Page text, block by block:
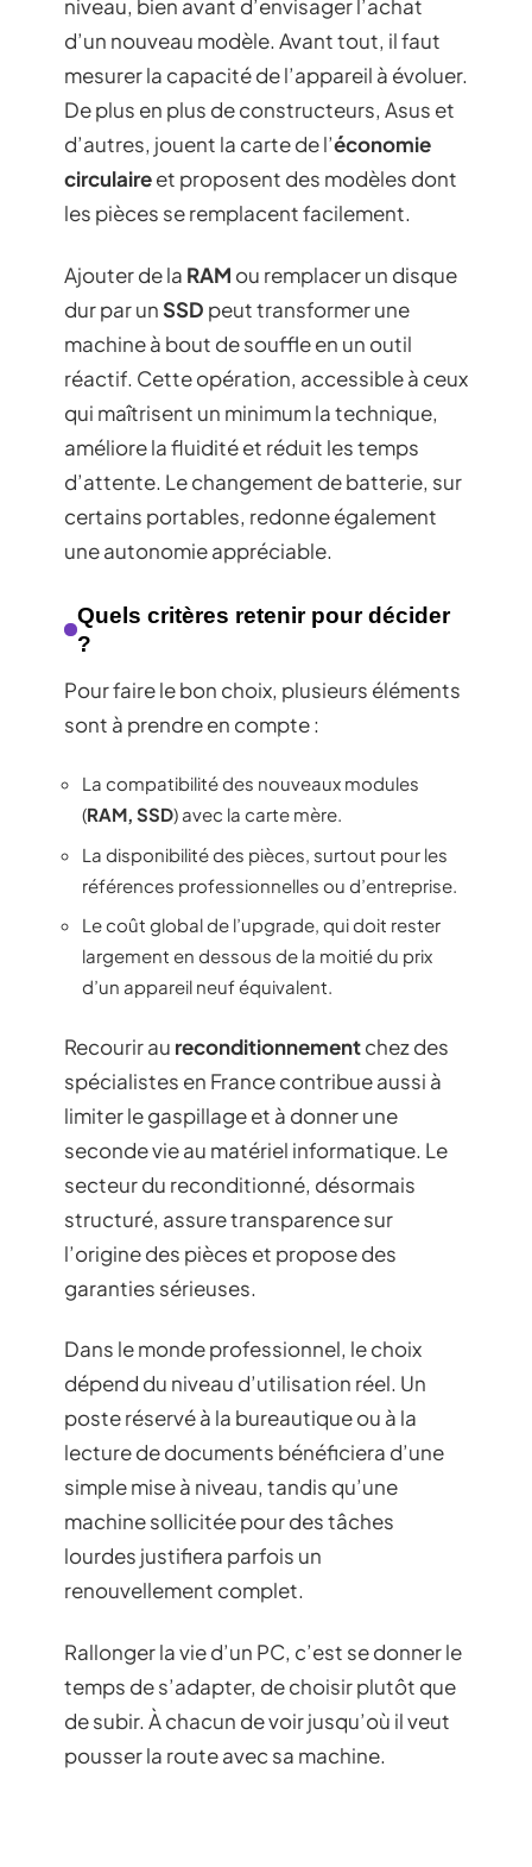
niveau, bien avant d’envisager l’achat
d’un nouveau modèle. Avant tout, il faut
mesurer la capacité de l’appareil à évoluer.
De plus en plus de constructeurs, Asus et
d’autres, jouent la carte de l’économie
circulaireet proposent des modèles dont
les pièces se remplacent facilement.
Ajouter de la RAM ou remplacer un disque
dur par un SSD peut transformer une
machine à bout de souffle en un outil
réactif. Cette opération, accessible à ceux
qui maîtrisent un minimum la technique,
améliore la fluidité et réduit les temps
d’attente. Le changement de batterie, sur
certains portables, redonne également
une autonomie appréciable.
Quels critères retenir pour décider
?
Pour faire le bon choix, plusieurs éléments
sont à prendre en compte :
La compatibilité des nouveaux modules
(RAM, SSD) avec la carte mère.
La disponibilité des pièces, surtout pour les
références professionnelles ou d’entreprise.
Le coût global de l’upgrade, qui doit rester
largement en dessous de la moitié du prix
d’un appareil neuf équivalent.
Recourir au reconditionnementchez des
spécialistes en France contribue aussi à
limiter le gaspillage et à donner une
seconde vie au matériel informatique. Le
secteur du reconditionné, désormais
structuré, assure transparence sur
l’origine des pièces et propose des
garanties sérieuses.
Dans le monde professionnel, le choix
dépend du niveau d’utilisation réel. Un
poste réservé à la bureautique ou à la
lecture de documents bénéficiera d’une
simple mise à niveau, tandis qu’une
machine sollicitée pour des tâches
lourdes justifiera parfois un
renouvellement complet.
Rallonger la vie d’un PC, c’est se donner le
temps de s’adapter, de choisir plutôt que
de subir. À chacun de voir jusqu’où il veut
pousser la route avec sa machine.